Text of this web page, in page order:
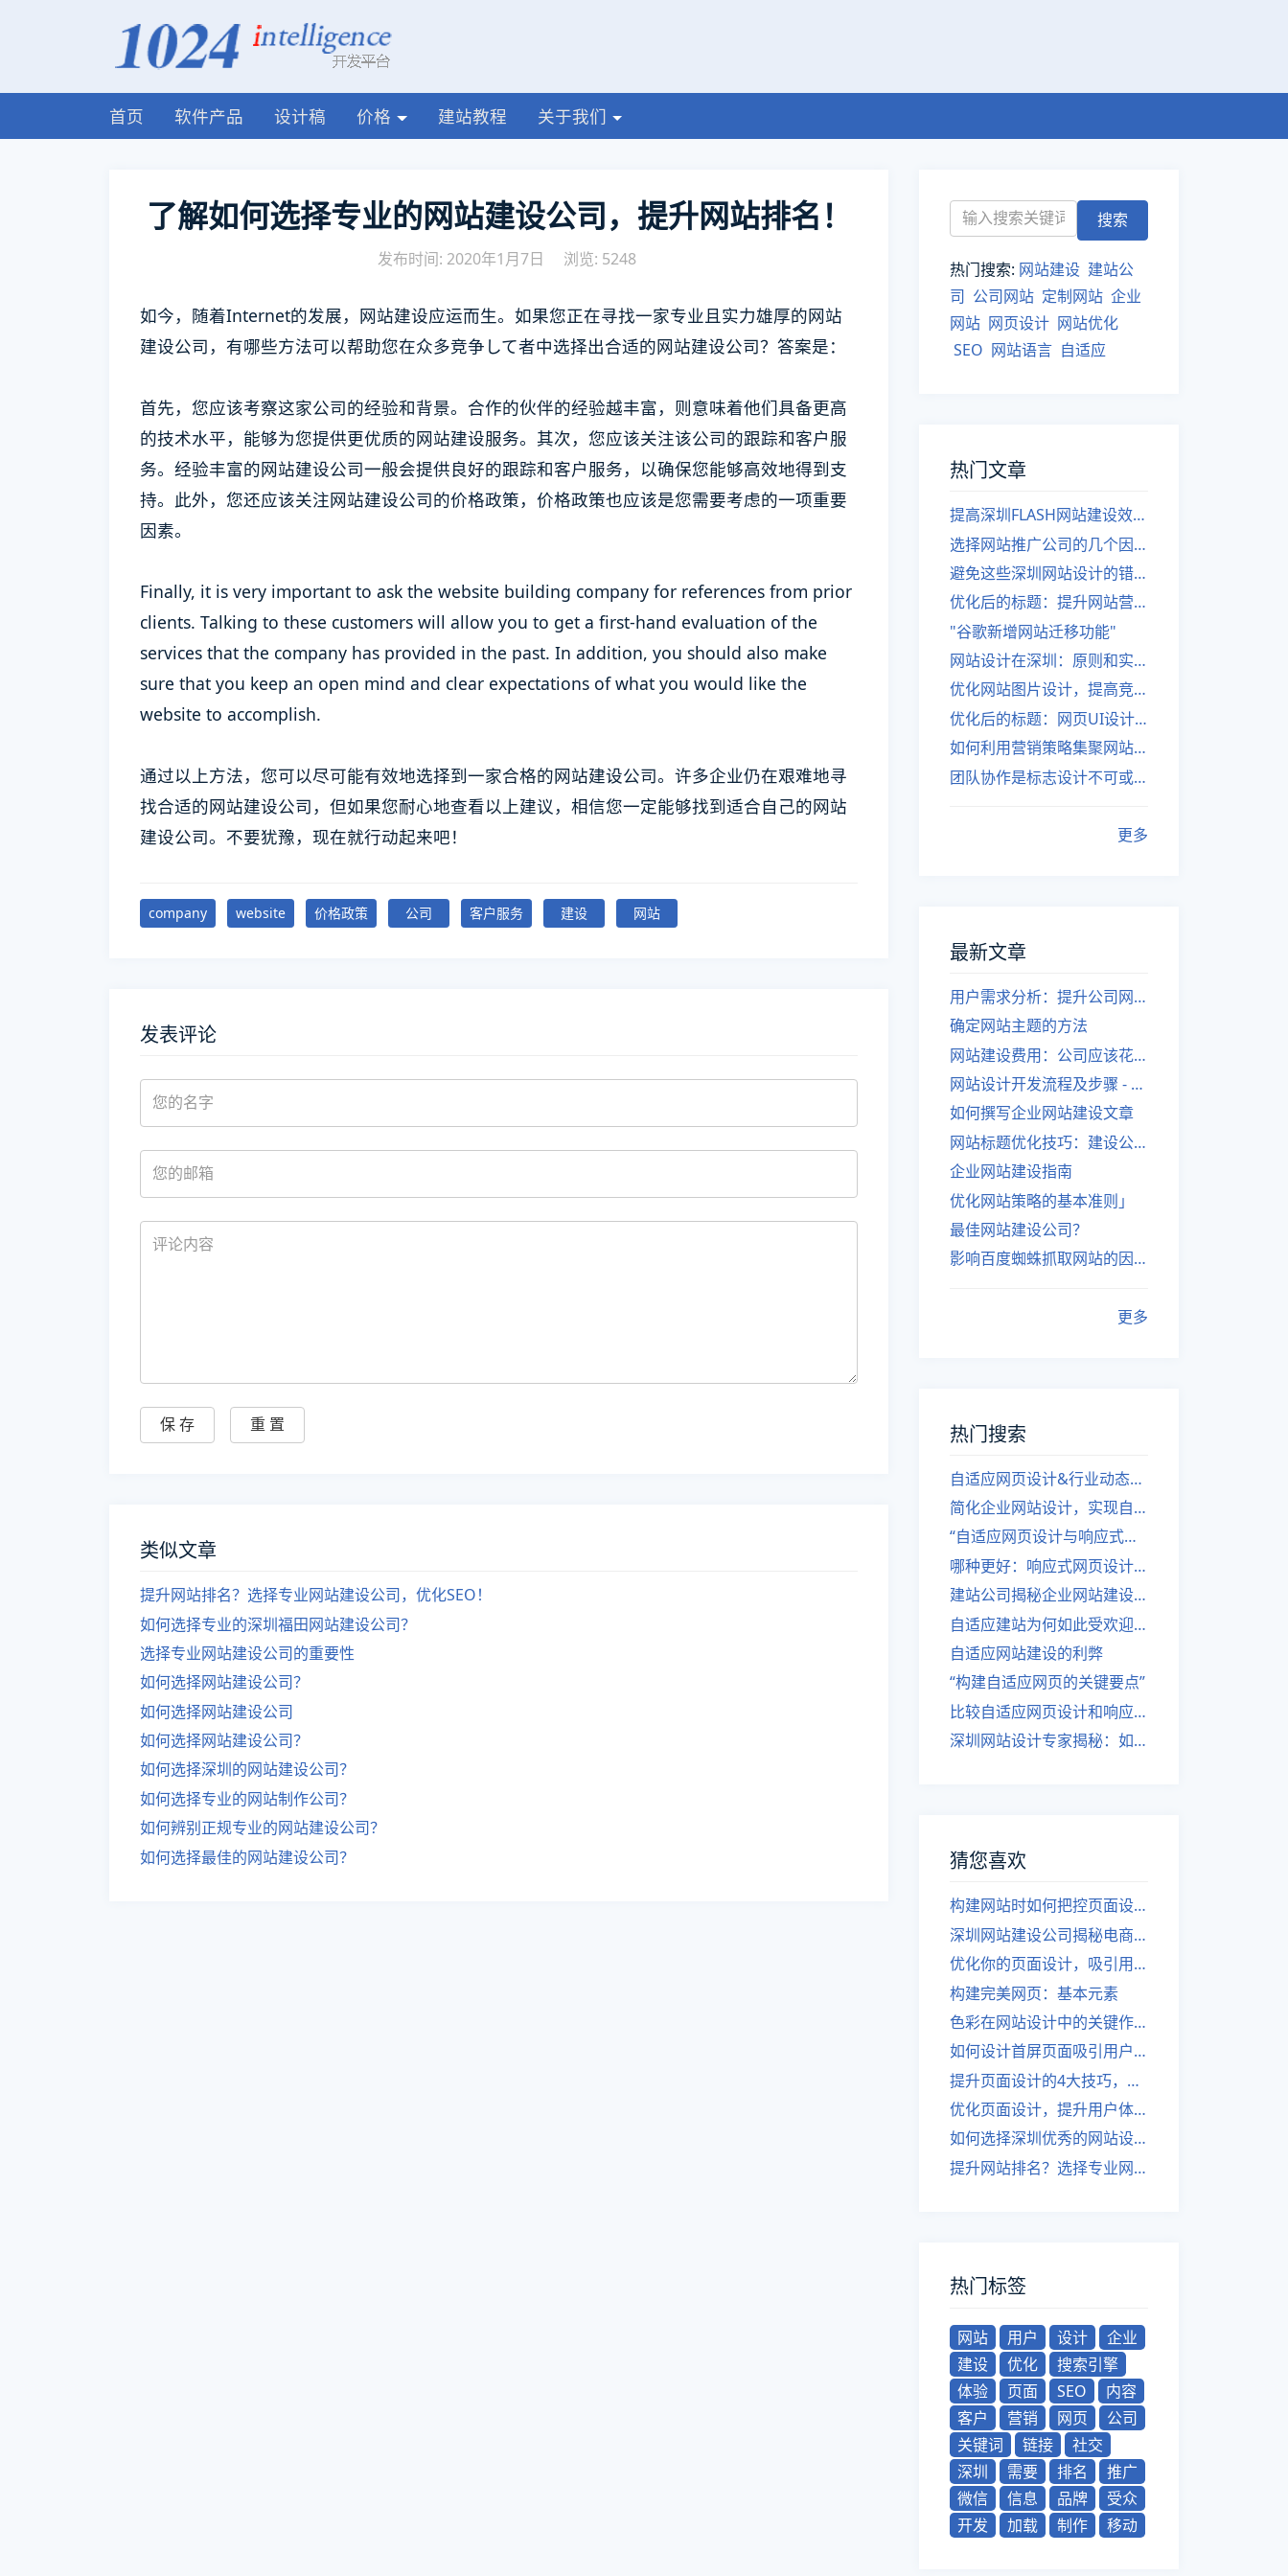
首页 软件产品 设计稿 价格 建站教程 关于我们
了解如何选择专业的网站建设公司，提升网站排名！
发布时间: 2020年1月7日 浏览: 5248
如今，随着Internet的发展，网站建设应运而生。如果您正在寻找一家专业且实力雄厚的网站
建设公司，有哪些方法可以帮助您在众多竞争して者中选择出合适的网站建设公司？答案是：
首先，您应该考察这家公司的经验和背景。合作的伙伴的经验越丰富，则意味着他们具备更高
的技术水平，能够为您提供更优质的网站建设服务。其次，您应该关注该公司的跟踪和客户服
务。经验丰富的网站建设公司一般会提供良好的跟踪和客户服务，以确保您能够高效地得到支
持。此外，您还应该关注网站建设公司的价格政策，价格政策也应该是您需要考虑的一项重要
因素。
Finally, it is very important to ask the website building company for references from prior
clients. Talking to these customers will allow you to get a first-hand evaluation of the
services that the company has provided in the past. In addition, you should also make
sure that you keep an open mind and clear expectations of what you would like the
website to accomplish.
通过以上方法，您可以尽可能有效地选择到一家合格的网站建设公司。许多企业仍在艰难地寻
找合适的网站建设公司，但如果您耐心地查看以上建议，相信您一定能够找到适合自己的网站
建设公司。不要犹豫，现在就行动起来吧！
company website 价格政策 公司 客户服务 建设 网站
发表评论
类似文章
提升网站排名？选择专业网站建设公司，优化SEO！
如何选择专业的深圳福田网站建设公司？
选择专业网站建设公司的重要性
如何选择网站建设公司？
如何选择网站建设公司
如何选择网站建设公司？
如何选择深圳的网站建设公司？
如何选择专业的网站制作公司？
如何辨别正规专业的网站建设公司？
如何选择最佳的网站建设公司？
热门搜索: 网站建设 建站公
司 公司网站 定制网站 企业
网站 网页设计 网站优化
SEO 网站语言 自适应
热门文章
提高深圳FLASH网站建设效率的建议
选择网站推广公司的几个因素
避免这些深圳网站设计的错误
优化后的标题：提升网站营销绩效的策略
"谷歌新增网站迁移功能"
网站设计在深圳：原则和实践
优化网站图片设计，提高竞争力
优化后的标题：网页UI设计与APP UI设计应用软件
如何利用营销策略集聚网站流量
团队协作是标志设计不可或缺的一部分
更多
最新文章
用户需求分析：提升公司网站建设效果
确定网站主题的方法
网站建设费用：公司应该花费多少？
网站设计开发流程及步骤 - 优化后的标题
如何撰写企业网站建设文章
网站标题优化技巧：建设公司的专业指导
企业网站建设指南
优化网站策略的基本准则」
最佳网站建设公司？
影响百度蜘蛛抓取网站的因素有哪些？
更多
热门搜索
自适应网页设计&行业动态，关注建站。
简化企业网站设计，实现自适应设计的方法
“自适应网页设计与响应式网站建设的异同”
哪种更好：响应式网页设计还是自适应网站？
建站公司揭秘企业网站建设核心原则
自适应建站为何如此受欢迎？
自适应网站建设的利弊
“构建自适应网页的关键要点”
比较自适应网页设计和响应式网站的差异
深圳网站设计专家揭秘：如何实现自适应网页设计
猜您喜欢
构建网站时如何把控页面设计，提升用户体验？
深圳网站建设公司揭秘电商网站导航设计技巧
优化你的页面设计，吸引用户。
构建完美网页：基本元素
色彩在网站设计中的关键作用
如何设计首屏页面吸引用户？ - 网站设计的技巧
提升页面设计的4大技巧，吸引用户！
优化页面设计，提升用户体验
如何选择深圳优秀的网站设计建设公司
提升网站排名？选择专业网站建设公司，优化SEO！
热门标签
网站 用户 设计
企业
建设
优化
搜索引擎
体验
页面 SEO
内容
客户
营销 网页
公司
关键词
链接
社交
深圳
需要 排名
推广
微信
信息 品牌
受众
开发
加载 制作 移动